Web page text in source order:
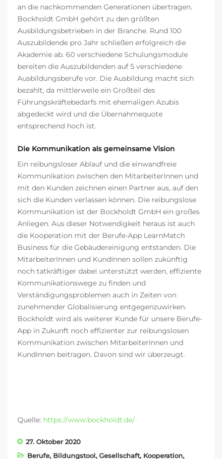
an die nachkommenden Generationen übertragen.
Bockholdt GmbH gehört zu den größten
Ausbildungsbetrieben in der Branche. Rund 100
Auszubildende pro Jahr schließen erfolgreich die
Akademie ab. 60 verschiedene Schulungsmodule
bereiten die Auszubildenden auf 5 verschiedene
Ausbildungsberufe vor. Die Ausbildung macht sich
bezahlt, da mittlerweile ein Großteil des
Führungskräftebedarfs mit ehemaligen Azubis
abgedeckt wird und die Übernahmequote
entsprechend hoch ist.
Die Kommunikation als gemeinsame Vision
Ein reibungsloser Ablauf und die einwandfreie
Kommunikation zwischen den MitarbeiterInnen und
mit den Kunden zeichnen einen Partner aus, auf den
sich die Kunden verlassen können. Die reibungslose
Kommunikation ist der Bockholdt GmbH ein großes
Anliegen. Aus dieser Notwendigkeit heraus ist auch
die Kooperation mit der Berufe-App LearnMatch
Business für die Gebäudereinigung entstanden. Die
MitarbeiterInnen und KundInnen sollen zukünftig
noch tatkräftiger dabei unterstützt werden, effiziente
Kommunikationswege zu finden und
Verständigungsproblemen auch in Zeiten von
zunehmender Globalisierung entgegenzuwirken.
Bockholdt wird als weiterer Kunde für unsere Berufe-
App in Zukunft noch effizienter zur reibungslosen
Kommunikation zwischen MitarbeiterInnen und
KundInnen beitragen. Davon sind wir überzeugt.
Quelle: https://www.bockholdt.de/
27. Oktober 2020
Berufe, Bildungstool, Gesellschaft, Kooperation,